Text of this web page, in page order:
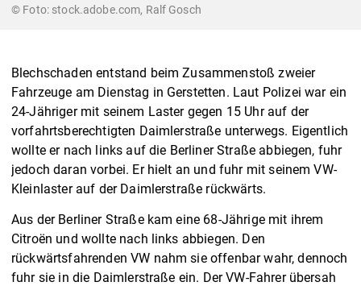
© Foto: stock.adobe.com, Ralf Gosch
Blechschaden entstand beim Zusammenstoß zweier
Fahrzeuge am Dienstag in Gerstetten. Laut Polizei war ein
24-Jähriger mit seinem Laster gegen 15 Uhr auf der
vorfahrtsberechtigten Daimlerstraße unterwegs. Eigentlich
wollte er nach links auf die Berliner Straße abbiegen, fuhr
jedoch daran vorbei. Er hielt an und fuhr mit seinem VW-
Kleinlaster auf der Daimlerstraße rückwärts.
Aus der Berliner Straße kam eine 68-Jährige mit ihrem
Citroën und wollte nach links abbiegen. Den
rückwärtsfahrenden VW nahm sie offenbar wahr, dennoch
fuhr sie in die Daimlerstraße ein. Der VW-Fahrer übersah